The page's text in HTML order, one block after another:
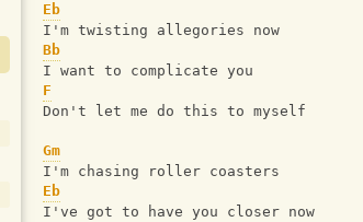
Eb
I'm twisting allegories now
Bb
I want to complicate you
F
Don't let me do this to myself
Gm
I'm chasing roller coasters
Eb
I've got to have you closer now